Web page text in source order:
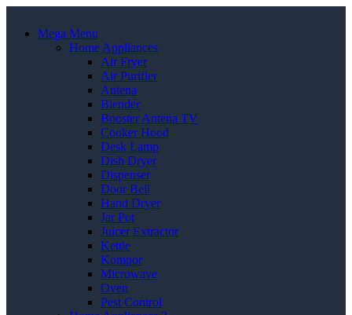
Mega Menu
Home Appliances
Air Fryer
Air Purifier
Antena
Blender
Booster Antena TV
Cooker Hood
Desk Lamp
Dish Dryer
Dispenser
Door Bell
Hand Dryer
Jar Pot
Juicer Extractor
Kettle
Kompor
Microwave
Oven
Pest Control